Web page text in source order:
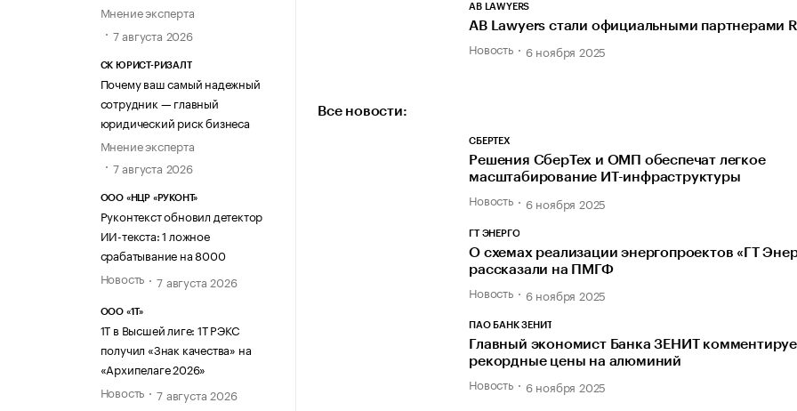
Мнение эксперта
7 августа 2026
СК ЮРИСТ-РИЗАЛТ
Почему ваш самый надежный
сотрудник — главный
юридический риск бизнеса
Мнение эксперта
7 августа 2026
ООО «НЦР «РУКОНТ»
Руконтекст обновил детектор
ИИ-текста: 1 ложное
срабатывание на 8000
Новость
7 августа 2026
ООО «1Т»
1Т в Высшей лиге: 1Т РЭКС
получил «Знак качества» на
«Архипелаге 2026»
Новость
7 августа 2026
AB LAWYERS
AB Lawyers стали официальными партнерами
Новость 6 ноября 2025
Все новости:
СБЕРТЕХ
Решения СберТех и ОМП обеспечат легкое
масштабирование ИТ-инфраструктуры
Новость 6 ноября 2025
ГТ ЭНЕРГО
О схемах реализации энергопроектов «ГТ
рассказали на ПМГФ
Новость 6 ноября 2025
ПАО БАНК ЗЕНИТ
Главный экономист Банка ЗЕНИТ
рекордные цены на алюминий
Новость 6 ноября 2025